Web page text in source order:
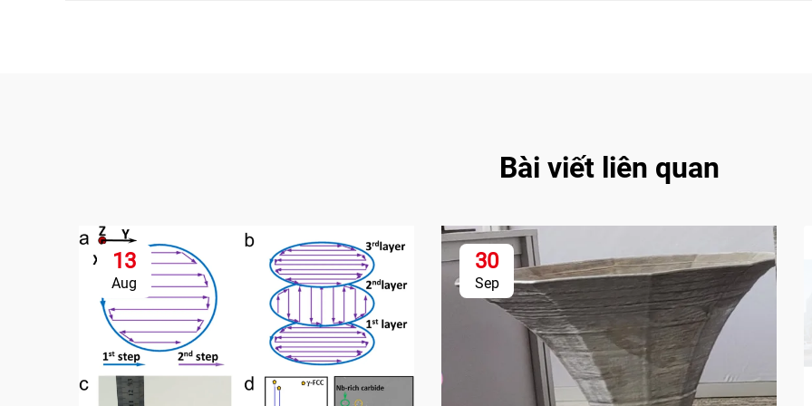
Bài viết liên quan
13
Aug
30
Sep